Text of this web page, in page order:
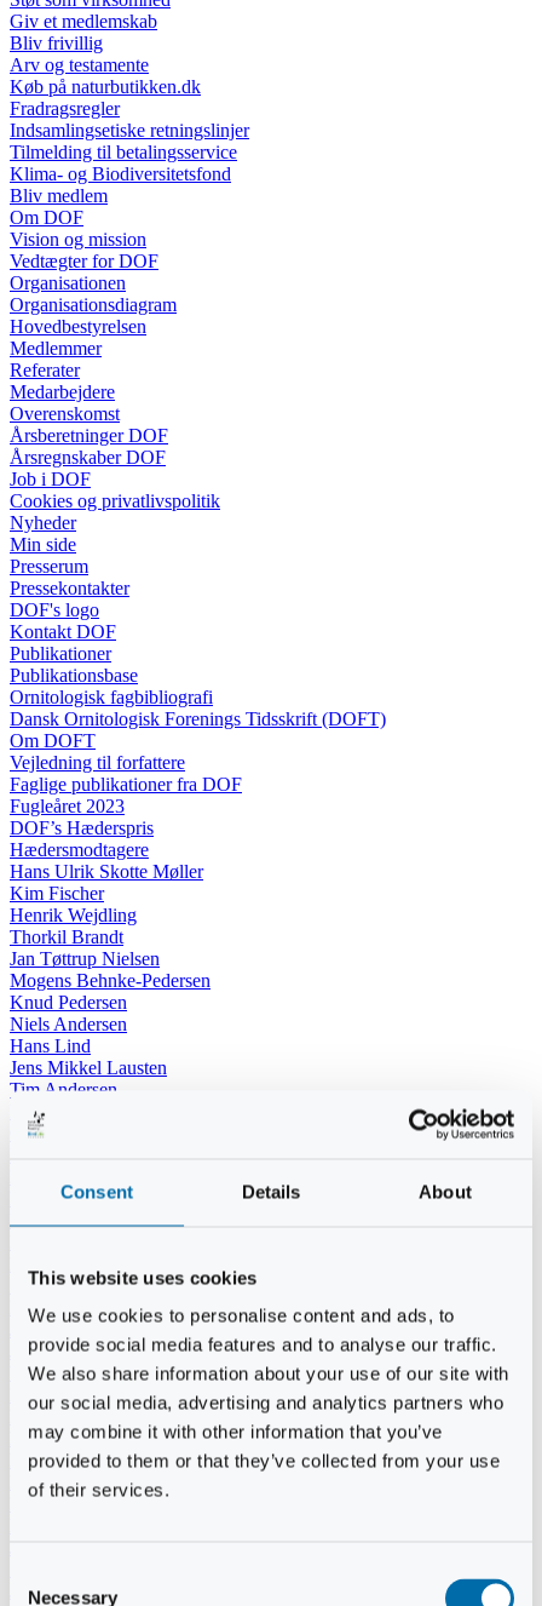
Consent Details About
This website uses cookies
We use cookies to personalise content and ads, to
provide social media features and to analyse our traffic.
We also share information about your use of our site with
our social media, advertising and analytics partners who
may combine it with other information that you’ve
provided to them or that they’ve collected from your use
of their services.
Necessary
Giv et medlemskab
Bliv frivillig
Arv og testamente
Køb på naturbutikken.dk
Fradragsregler
Indsamlingsetiske retningslinjer
Tilmelding til betalingsservice
Klima- og Biodiversitetsfond
Bliv medlem
Om DOF
Vision og mission
Vedtægter for DOF
Organisationen
Organisationsdiagram
Hovedbestyrelsen
Medlemmer
Referater
Medarbejdere
Overenskomst
Årsberetninger DOF
Årsregnskaber DOF
Job i DOF
Cookies og privatlivspolitik
Nyheder
Min side
Presserum
Pressekontakter
DOF's logo
Kontakt DOF
Publikationer
Publikationsbase
Ornitologisk fagbibliografi
Dansk Ornitologisk Forenings Tidsskrift (DOFT)
Om DOFT
Vejledning til forfattere
Faglige publikationer fra DOF
Fugleåret 2023
DOF’s Hæderspris
Hædersmodtagere
Hans Ulrik Skotte Møller
Kim Fischer
Henrik Wejdling
Thorkil Brandt
Jan Tøttrup Nielsen
Mogens Behnke-Pedersen
Knud Pedersen
Niels Andersen
Hans Lind
Jens Mikkel Lausten
Tim Andersen
Per Janfelt
Christian Hjorth
Kjeld Hansen
Niels Thomas Rosenberg
Svend Andersen
Bent Wigh
Jens-Kjeld Jensen
Jon Fjeldså
William Carøe Aarestrup
Erik Mølgaard
Klaus Malling Olsen
Brian Zobbe
Peter Lange
Kurt Due Johansen
Niels Peter Andreasen
Jesper Tofft